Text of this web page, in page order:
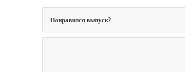
Понравился выпуск?